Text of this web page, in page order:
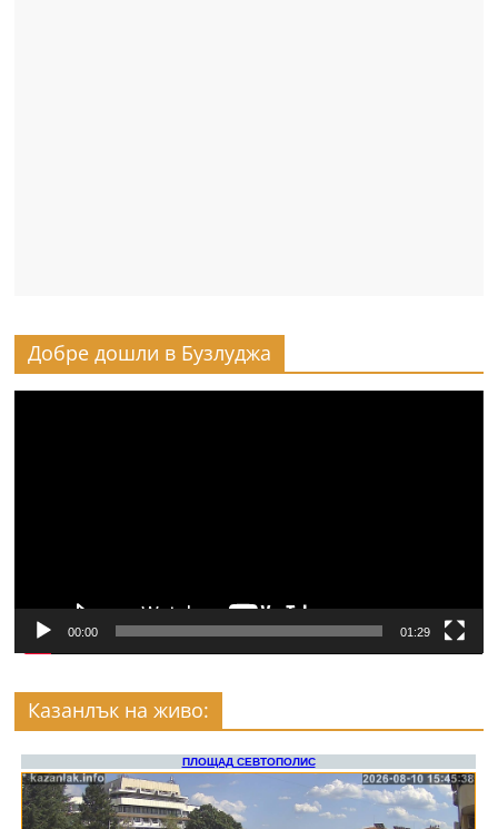
Добре дошли в Бузлуджа
00:00 01:29
Казанлък на живо: